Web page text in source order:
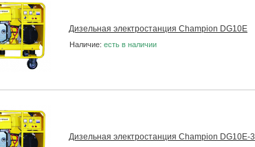
Дизельная электростанция Champion DG10E
Наличие: есть в наличии
Дизельная электростанция Champion DG10E-3